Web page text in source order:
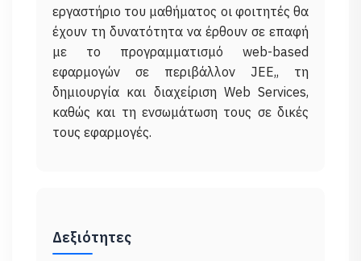
εργαστήριο του μαθήματος οι φοιτητές θα
έχουν τη δυνατότητα να έρθουν σε επαφή
με το προγραμματισμό web-based
εφαρμογών σε περιβάλλον JEE,, τη
δημιουργία και διαχείριση Web Services,
καθώς και τη ενσωμάτωση τους σε δικές
Δεξιότητες